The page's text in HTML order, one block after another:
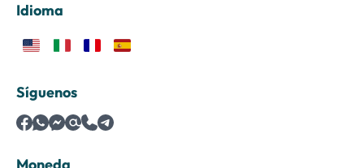
Idioma
Síguenos